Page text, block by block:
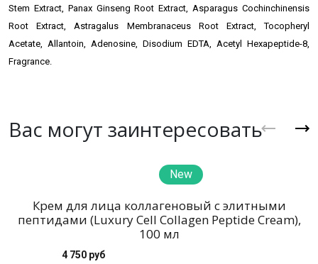
Stem Extract, Panax Ginseng Root Extract, Asparagus Cochinchinensis
Root Extract, Astragalus Membranaceus Root Extract, Tocopheryl
Acetate, Allantoin, Adenosine, Disodium EDTA, Acetyl Hexapeptide-8,
Fragrance.
Вас могут заинтересовать
New
Крем для лица коллагеновый с элитными
пептидами (Luxury Cell Collagen Peptide Cream),
100 мл
4 750 руб